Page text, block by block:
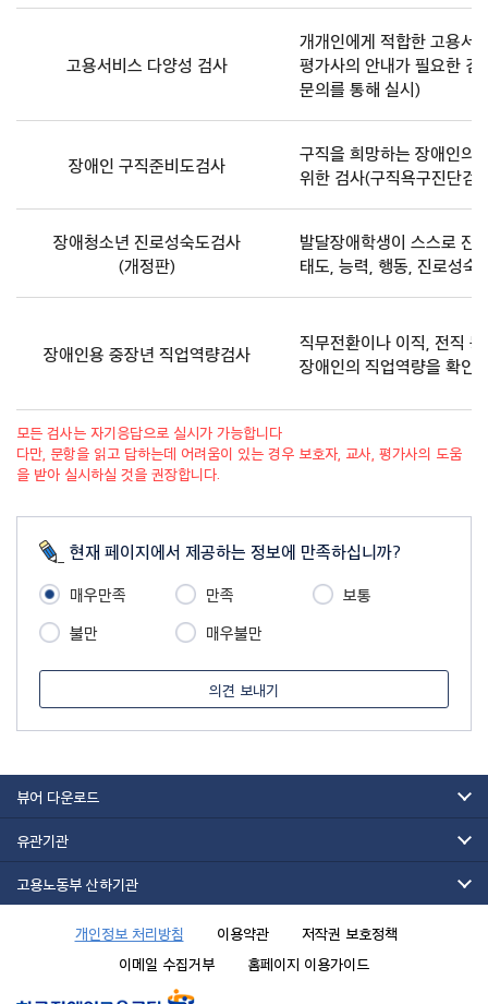
는
고용서비스 다양성 검사
개개인에게 적합한 고용서
평가사의 안내가 필요한 검
문의를 통해 실시)
장애인 구직준비도검사
구직을 희망하는 장애인의
위한 검사(구직욕구진단검
장애청소년 진로성숙도검사
(개정판)
발달장애학생이 스스로 진
태도, 능력, 행동, 진로성숙
장애인용 중장년 직업역량검사
직무전환이나 이직, 전직
장애인의 직업역량을 확인
모든 검사는 자기응답으로 실시가 가능합니다
다만, 문항을 읽고 답하는데 어려움이 있는 경우 보호자, 교사, 평가사의 도움
을 받아 실시하실 것을 권장합니다.
현재 페이지에서 제공하는 정보에 만족하십니까?
매우만족 만족
보통
불만
매우불만
의견 보내기
뷰어 다운로드
유관기관
고용노동부 산하기관
개인정보 처리방침 이용약관
저작권 보호정책
이메일 수집거부
홈페이지 이용가이드